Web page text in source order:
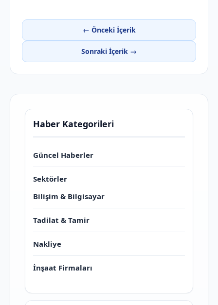
← Önceki İçerik
Sonraki İçerik →
Haber Kategorileri
Güncel Haberler
Sektörler
Bilişim & Bilgisayar
Tadilat & Tamir
Nakliye
İnşaat Firmaları